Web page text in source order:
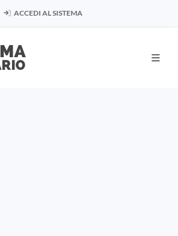
ACCEDI AL SISTEMA